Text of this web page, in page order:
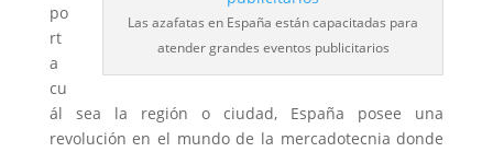
Las azafatas en España están capacitadas para
atender grandes eventos publicitarios
po
rt
a
cu
ál sea la región o ciudad, España posee una
revolución en el mundo de la mercadotecnia donde